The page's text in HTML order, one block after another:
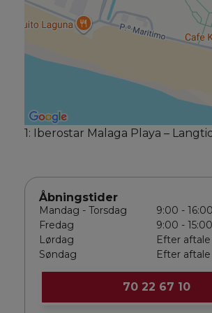
1: Iberostar Malaga Playa –
Åbningstider
Mandag - Torsdag
Fredag
Lørdag
Søndag
9:00 - 16:00
9:00 - 15:00
Efter aftale
Efter aftale
70 22 67 10